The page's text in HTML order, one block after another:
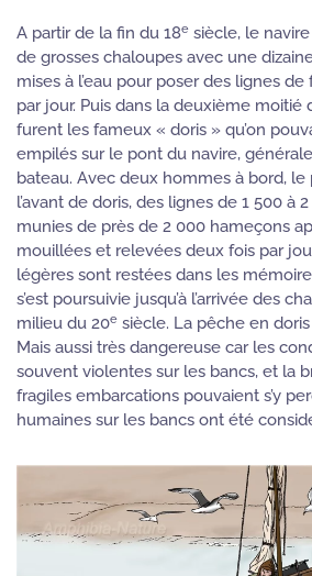
A partir de la fin du 18e siècle, le
de grosses chaloupes avec une
mises à l’eau pour poser des lignes
par jour. Puis dans la deuxième moitié
furent les fameux « doris » qu’on
empilés sur le pont du navire,
bateau. Avec deux hommes à bord,
l’avant de doris, des lignes de 1 500 à
munies de près de 2 000 hameçons
mouillées et relevées deux fois par
légères sont restées dans les
s’est poursuivie jusqu’à l’arrivée des
milieu du 20e siècle. La pêche en
Mais aussi très dangereuse car les
souvent violentes sur les bancs, et la
fragiles embarcations pouvaient s’y
humaines sur les bancs ont été